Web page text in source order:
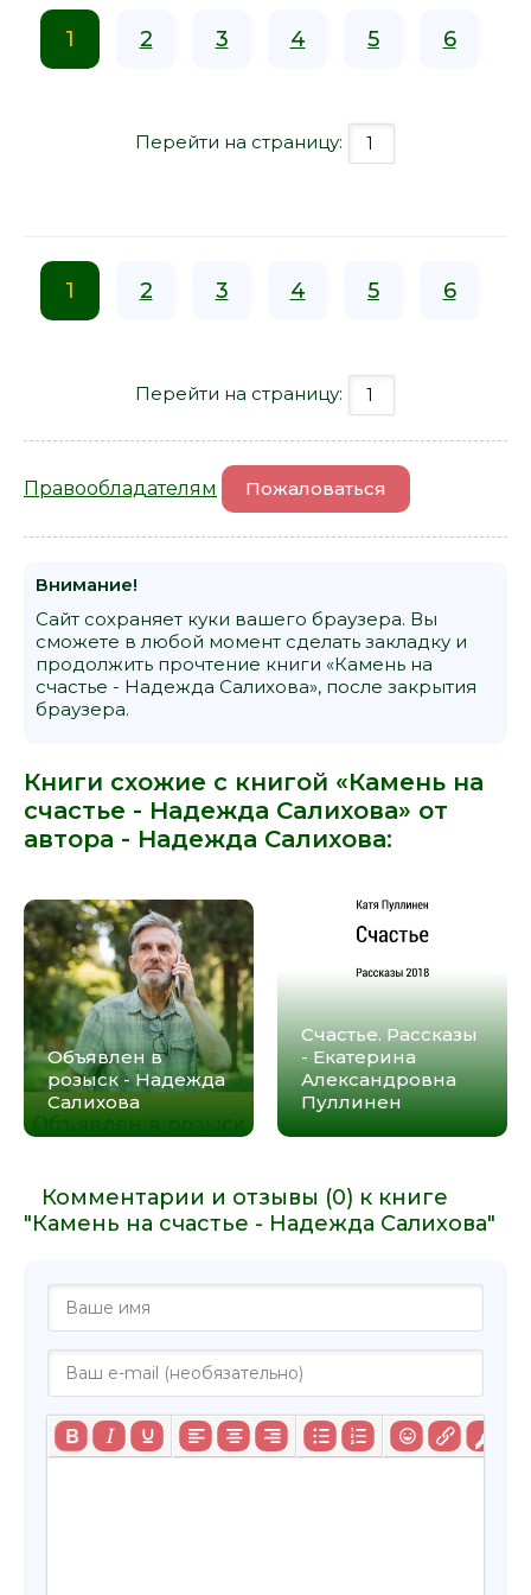
1 2 3 4 5 6
Перейти на страницу:
1 2 3 4 5 6
Перейти на страницу:
Правообладателям Пожаловаться
Внимание!
Сайт сохраняет куки вашего браузера. Вы
сможете в любой момент сделать закладку и
продолжить прочтение книги «Камень на
счастье - Надежда Салихова», после закрытия
браузера.
Книги схожие с книгой «Камень на
счастье - Надежда Салихова» от
автора - Надежда Салихова:
Объявлен в
розыск - Надежда
Салихова
Счастье. Рассказы
- Екатерина
Александровна
Пуллинен
Комментарии и отзывы (0) к книге
"Камень на счастье - Надежда Салихова"